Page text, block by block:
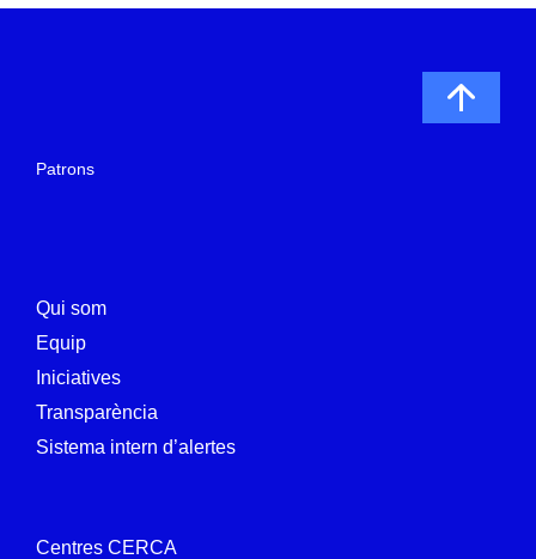
Patrons
Qui som
Equip
Iniciatives
Transparència
Sistema intern d’alertes
Centres CERCA